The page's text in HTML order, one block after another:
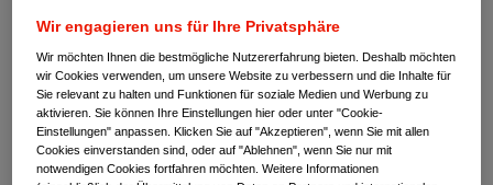
Einkaufsbedingungen
Unsere Allgemeinen
Wir engagieren uns für Ihre Privatsphäre
Wir möchten Ihnen die bestmögliche Nutzererfahrung bieten. Deshalb möchten
wir Cookies verwenden, um unsere Website zu verbessern und die Inhalte für
Sie relevant zu halten und Funktionen für soziale Medien und Werbung zu
aktivieren. Sie können Ihre Einstellungen hier oder unter "Cookie-
Einstellungen" anpassen. Klicken Sie auf "Akzeptieren", wenn Sie mit allen
Cookies einverstanden sind, oder auf "Ablehnen", wenn Sie nur mit
notwendigen Cookies fortfahren möchten. Weitere Informationen